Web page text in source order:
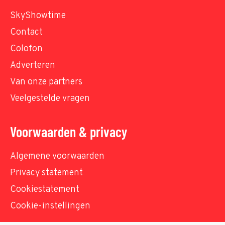
SkyShowtime
Contact
Colofon
Adverteren
Van onze partners
Veelgestelde vragen
Voorwaarden & privacy
Algemene voorwaarden
Privacy statement
Cookiestatement
Cookie-instellingen